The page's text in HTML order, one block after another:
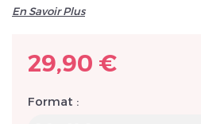
En Savoir Plus
29,90 €
Format :